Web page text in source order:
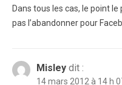
Dans tous les cas, le point
pas l’abandonner pour
Misley dit :
14 mars 2012 à 14 h